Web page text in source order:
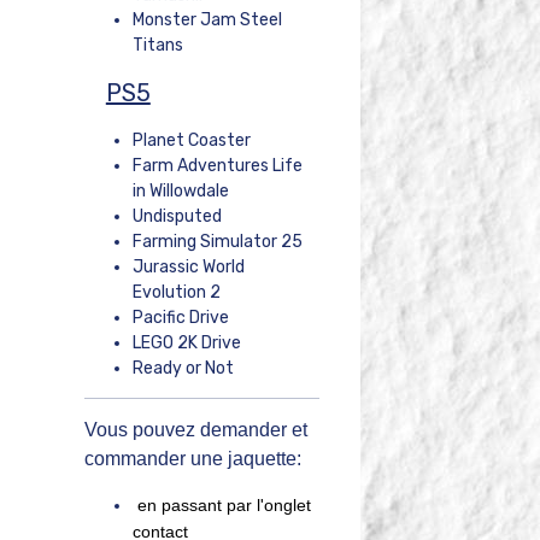
Monster Jam Steel
Titans
PS5
Planet Coaster
Farm Adventures Life
in Willowdale
Undisputed
Farming Simulator 25
Jurassic World
Evolution 2
Pacific Drive
LEGO 2K Drive
Ready or Not
Vous pouvez demander et
commander une jaquette:
en passant par l'onglet
contact